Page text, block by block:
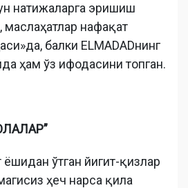
натижаларга эришиш
маслаҳатлар нафақат
балки ELMADADнинг
ҳам ўз ифодасини топган.
ёшидан ўтган йигит-қизлар
ҳеч нарса қила